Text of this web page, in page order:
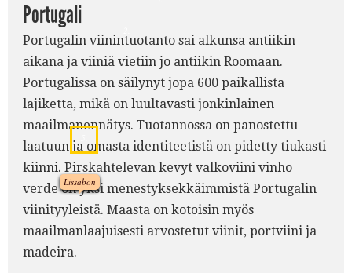
Lissabon
1.
7.
Portugali
Portugalin viinintuotanto sai alkunsa antiikin
aikana ja viiniä vietiin jo antiikin Roomaan.
Portugalissa on säilynyt jopa 600 paikallista
lajiketta, mikä on luultavasti jonkinlainen
maailmanennätys. Tuotannossa on panostettu
laatuun ja omasta identiteetistä on pidetty tiukasti
kiinni. Pirskahtelevan kevyt valkoviini vinho
verde on yksi menestyksekkäimmistä Portugalin
viinityyleistä. Maasta on kotoisin myös
maailmanlaajuisesti arvostetut viinit, portviini ja
madeira.